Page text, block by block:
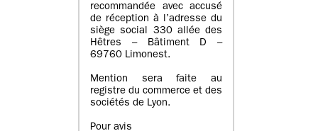
recommandée avec accusé
de réception à l’adresse du
siège social 330 allée des
Hêtres – Bâtiment D –
69760 Limonest.
Mention sera faite au
registre du commerce et des
sociétés de Lyon.
Pour avis